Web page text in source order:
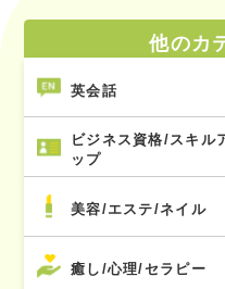
他のカ
英会話
ビジネス資格/スキル
ップ
美容/エステ/ネイル
癒し/心理/セラピー